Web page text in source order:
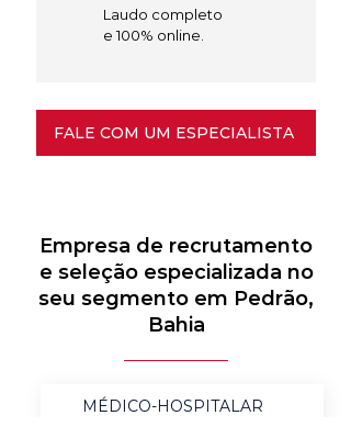
Laudo completo
e 100% online.
FALE COM UM ESPECIALISTA
Empresa de recrutamento
e seleção especializada no
seu segmento em Pedrão,
Bahia
MÉDICO-HOSPITALAR